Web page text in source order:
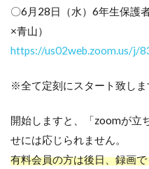
〇6月28日（水）6年生保
×青山）
https://us02web.zoom.us/j/
※全て定刻にスタート致しま
開始しますと、「zoomが立
せには応じられません。
有料会員の方は後日、録画